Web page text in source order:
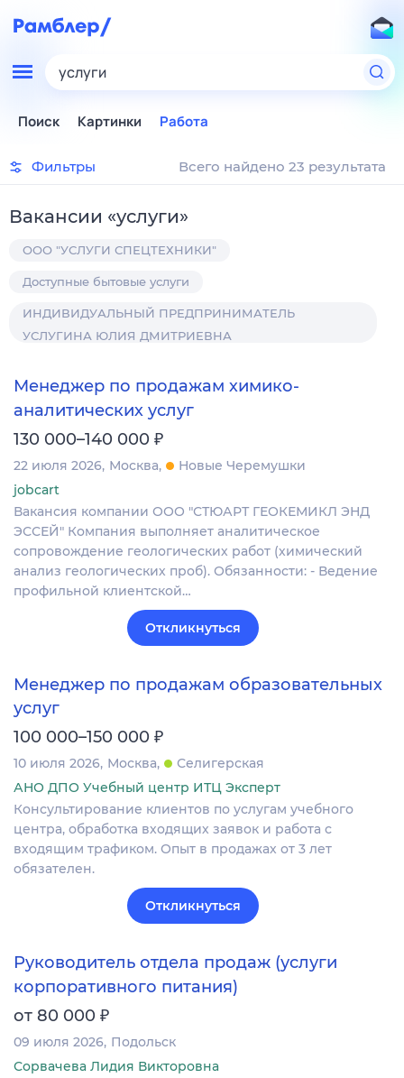
услуги
Поиск Картинки Работа
Фильтры Всего найдено 23 результата
Вакансии «услуги»
ООО "УСЛУГИ СПЕЦТЕХНИКИ"
Доступные бытовые услуги
ИНДИВИДУАЛЬНЫЙ ПРЕДПРИНИМАТЕЛЬ
УСЛУГИНА ЮЛИЯ ДМИТРИЕВНА
Менеджер по продажам химико-
аналитических услуг
130 000–140 000 ₽
22 июля 2026 Москва
Новые Черемушки
jobcart
Вакансия компании ООО "СТЮАРТ ГЕОКЕМИКЛ ЭНД
ЭССЕЙ" Компания выполняет аналитическое
сопровождение геологических работ (химический
анализ геологических проб). Обязанности: - Ведение
профильной клиентской…
Откликнуться
Менеджер по продажам образовательных
услуг
100 000–150 000 ₽
10 июля 2026 Москва
Селигерская
АНО ДПО Учебный центр ИТЦ Эксперт
Консультирование клиентов по услугам учебного
центра, обработка входящих заявок и работа с
входящим трафиком. Опыт в продажах от 3 лет
обязателен.
Откликнуться
Руководитель отдела продаж (услуги
корпоративного питания)
от 80 000 ₽
09 июля 2026 Подольск
Сорвачева Лидия Викторовна